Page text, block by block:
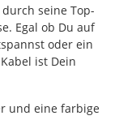
seine Top-
Egal ob Du auf
oder ein
ist Dein
und eine farbige